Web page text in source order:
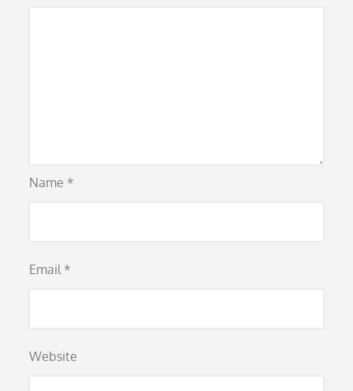
Name *
Email *
Website